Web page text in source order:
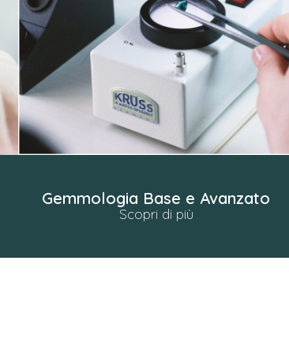
Gemmologia Base e Avanzato
Scopri di più